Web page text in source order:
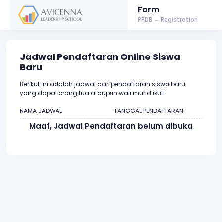
Form
PPDB Registration
Jadwal Pendaftaran Online Siswa
Baru
Berikut ini adalah jadwal dari pendaftaran siswa baru
yang dapat orang tua ataupun wali murid ikuti.
NAMA JADWAL TANGGAL PENDAFTARAN
Maaf, Jadwal Pendaftaran belum dibuka